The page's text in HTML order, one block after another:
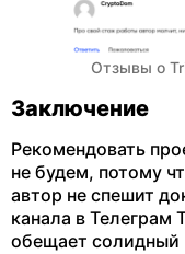
Отзывы о
Заключение
Рекомендовать
не будем, потому
автор не спешит
канала в
обещает солидный